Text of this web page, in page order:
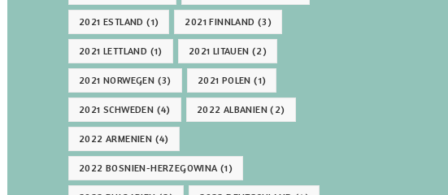
2021 ESTLAND (1) 2021 FINNLAND (3)
2021 LETTLAND (1) 2021 LITAUEN (2)
2021 NORWEGEN (3) 2021 POLEN (1)
2021 SCHWEDEN (4) 2022 ALBANIEN (2)
2022 ARMENIEN (4)
2022 BOSNIEN-HERZEGOWINA(1)